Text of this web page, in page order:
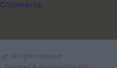
All rights reserved